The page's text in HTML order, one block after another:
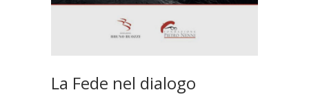
La Fede nel dialogo